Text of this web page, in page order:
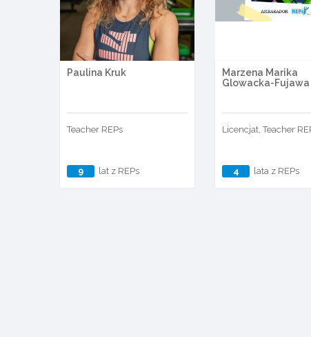
Paulina Kruk
Teacher REPs
9 lat z REPs
Marzena Marika
Glowacka-Fujawa
Licencjat, Teacher
4 lata z REPs